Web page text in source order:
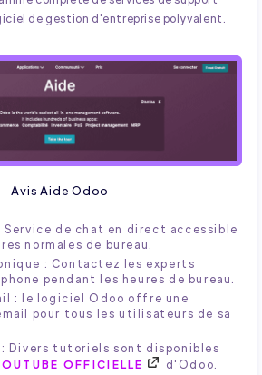
de gestion d'entreprise polyvalent.
Avis Aide Odoo
Service de chat en direct accessible
normales de bureau.
: Contactez les experts
pendant les heures de bureau.
: le logiciel Odoo offre une
pour tous les utilisateurs de sa
Divers tutoriels sont disponibles
OFFICIELLE
d'Odoo.